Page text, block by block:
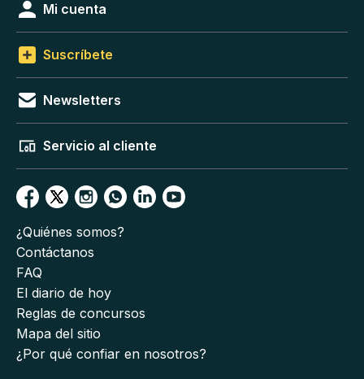
Mi cuenta
Suscríbete
Newsletters
Servicio al cliente
¿Quiénes somos?
Contáctanos
FAQ
El diario de hoy
Reglas de concursos
Mapa del sitio
¿Por qué confiar en nosotros?